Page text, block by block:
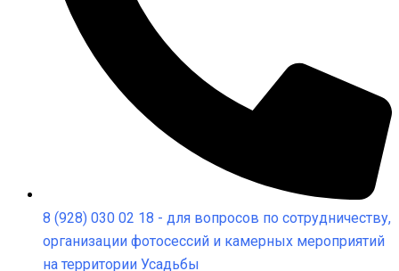
8 (928) 030 02 18 - для вопросов по сотрудничеству,
организации фотосессий и камерных мероприятий
на территории Усадьбы